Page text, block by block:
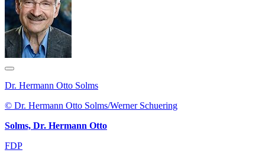
Dr. Hermann Otto Solms
© Dr. Hermann Otto Solms/Werner Schuering
Solms, Dr. Hermann Otto
FDP